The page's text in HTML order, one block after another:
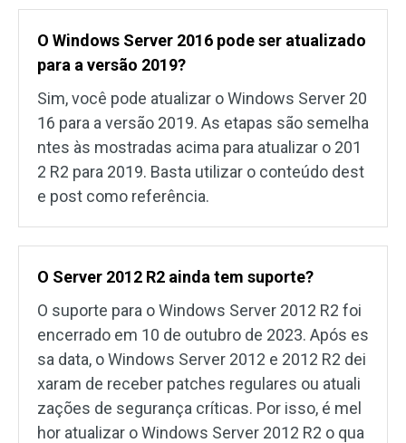
O Windows Server 2016 pode ser atualizado
para a versão 2019?
Sim, você pode atualizar o Windows Server 20
16 para a versão 2019. As etapas são semelha
ntes às mostradas acima para atualizar o 201
2 R2 para 2019. Basta utilizar o conteúdo dest
e post como referência.
O Server 2012 R2 ainda tem suporte?
O suporte para o Windows Server 2012 R2 foi
encerrado em 10 de outubro de 2023. Após es
sa data, o Windows Server 2012 e 2012 R2 dei
xaram de receber patches regulares ou atuali
zações de segurança críticas. Por isso, é mel
hor atualizar o Windows Server 2012 R2 o qua